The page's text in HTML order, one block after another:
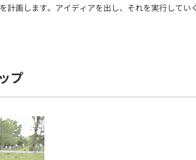
計画します。アイディアを出し、それを実行してい
プ